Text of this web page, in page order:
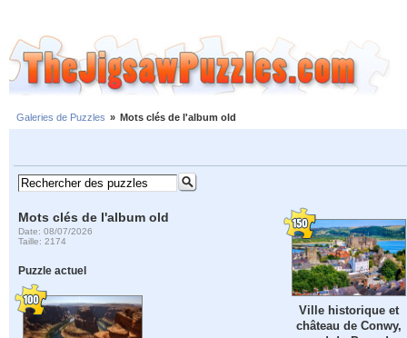
Galeries de Puzzles » Mots clés de l'album old
Mots clés de l'album old
Date: 08/07/2026
Taille: 2174
Puzzle actuel
Ville historique et
château de Conwy,